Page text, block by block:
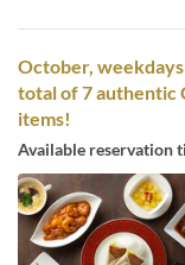
October, weekdays
total of 7 authentic
items!
Available reservation